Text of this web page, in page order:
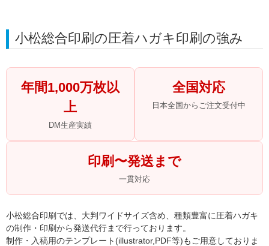
小松総合印刷の圧着ハガキ印刷の強み
年間1,000万枚以
上
DM生産実績
全国対応
日本全国からご注文受付中
印刷〜発送まで
一貫対応
小松総合印刷では、大判ワイドサイズ含め、種類豊富に圧着ハガキ
の制作・印刷から発送代行まで行っております。
制作・入稿用のテンプレート(illustrator,PDF等)もご用意しておりま